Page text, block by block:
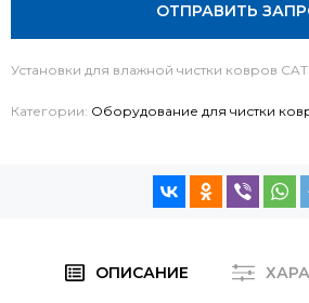
ОТПРАВИТЬ
Установки для влажной чистки ковров
Категории: Оборудование для чистки
ОПИСАНИЕ